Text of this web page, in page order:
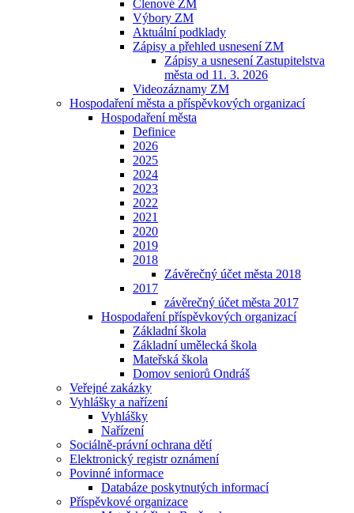
Členové ZM
Výbory ZM
Aktuální podklady
Zápisy a přehled usnesení ZM
Zápisy a usnesení Zastupitelstva
města od 11. 3. 2026
Videozáznamy ZM
Hospodaření města a příspěvkových organizací
Hospodaření města
Definice
2026
2025
2024
2023
2022
2021
2020
2019
2018
Závěrečný účet města 2018
2017
závěrečný účet města 2017
Hospodaření příspěvkových organizací
Základní škola
Základní umělecká škola
Mateřská škola
Domov seniorů Ondráš
Veřejné zakázky
Vyhlášky a nařízení
Vyhlášky
Nařízení
Sociálně-právní ochrana dětí
Elektronický registr oznámení
Povinné informace
Databáze poskytnutých informací
Příspěvkové organizace